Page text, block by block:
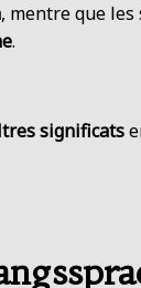
, mentre que les
.
significats